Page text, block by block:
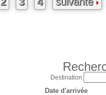
Destination
Date d'arrivée